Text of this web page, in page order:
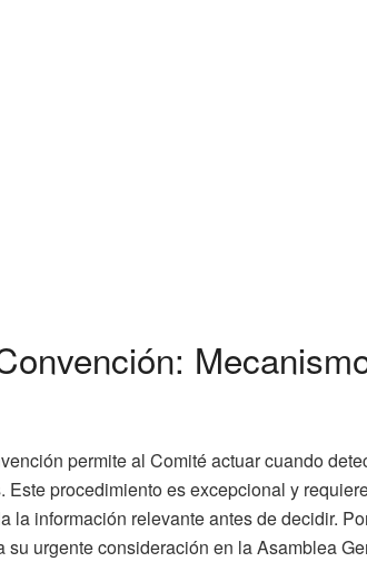
permite al Comité actuar cuando
Este procedimiento es excepcional y
la información relevante antes de decidir.
su urgente consideración en la Asamblea